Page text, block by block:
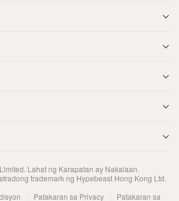
. Lahat ng Karapatan ay Nakalaan.
trademark ng Hypebeast Hong Kong Ltd.
Patakaran sa Privacy
Patakaran sa